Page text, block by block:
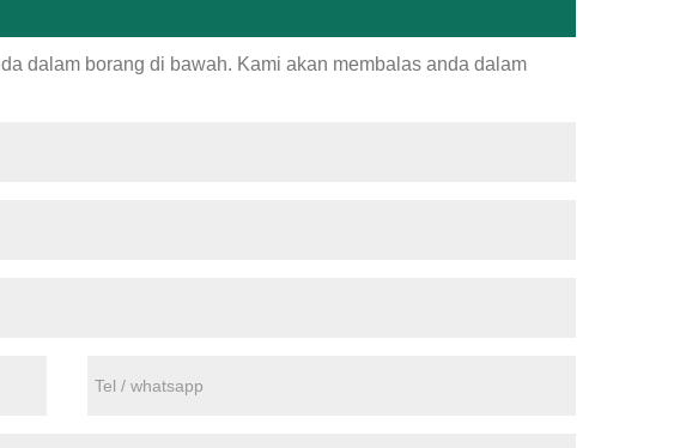
dalam borang di bawah. Kami akan membalas anda dalam